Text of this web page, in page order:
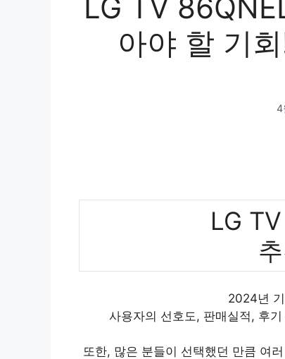
LG TV
아야 할 기
4
LG
2024년
사용자의 선호도, 판매실적, 후
또한, 많은 분들이 선택했던 만큼 여